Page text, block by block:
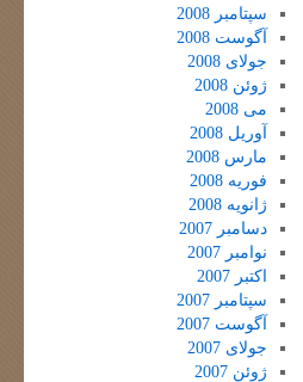
سپتامبر 2008
آگوست 2008
جولای 2008
ژوئن 2008
می 2008
آوریل 2008
مارس 2008
فوریه 2008
ژانویه 2008
دسامبر 2007
نوامبر 2007
اکتبر 2007
سپتامبر 2007
آگوست 2007
جولای 2007
ژوئن 2007